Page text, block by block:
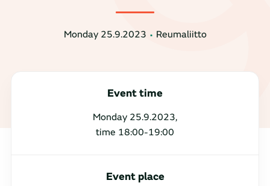
Monday 25.9.2023 Reumaliitto
Event time
Monday 25.9.2023,
time 18:00-19:00
Event place